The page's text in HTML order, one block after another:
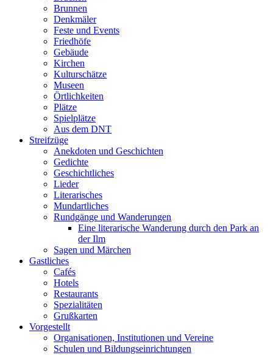
Brunnen
Denkmäler
Feste und Events
Friedhöfe
Gebäude
Kirchen
Kulturschätze
Museen
Örtlichkeiten
Plätze
Spielplätze
Aus dem DNT
Streifzüge
Anekdoten und Geschichten
Gedichte
Geschichtliches
Lieder
Literarisches
Mundartliches
Rundgänge und Wanderungen
Eine literarische Wanderung durch den Park an
der Ilm
Sagen und Märchen
Gastliches
Cafés
Hotels
Restaurants
Spezialitäten
Grußkarten
Vorgestellt
Organisationen, Institutionen und Vereine
Schulen und Bildungseinrichtungen